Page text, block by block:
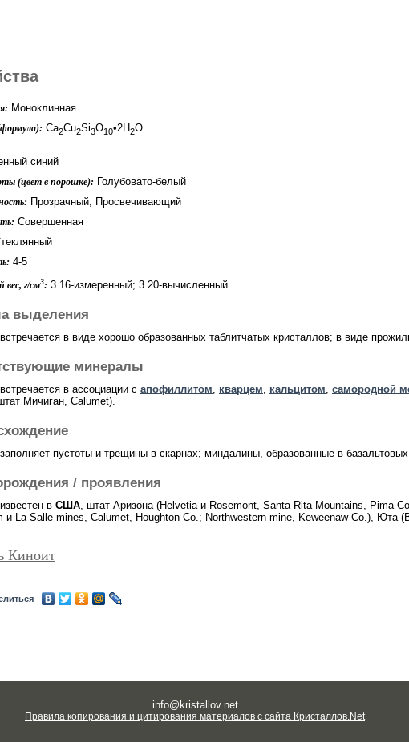
Моноклинная
Ca2Cu2Si3O10•2H2O
синий
(цвет в порошке): Голубовато-белый
Прозрачный, Просвечивающий
Совершенная
4-5
вес, г/см3: 3.16-измеренный; 3.20-вычисленный
выделения
в виде хорошо образованных таблитчатых кристаллов; в виде
минералы
в ассоциации с апофиллитом кварцем кальцитом самородной
Мичиган, Calumet).
пустоты и трещины в скарнах; миндалины, образованные в
/ проявления
в США , штат Аризона (Helvetia и Rosemont, Santa Rita Mountains, Pima
и La Salle mines, Calumet, Houghton Co.; Northwestern mine, Keweenaw Co.), Юта
Киноит
info@kristallov.net
Правила копирования и цитирования материалов с сайта Кристаллов.Net